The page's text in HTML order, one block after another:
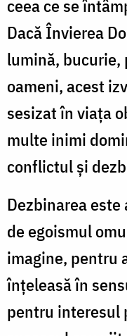
ceea ce se
Dacă Învierea
lumină, bucurie,
oameni, acest
sesizat în viaţa
multe inimi
conflictul şi
Dezbinarea
de egoismul
imagine, pentru
înţeleasă în
pentru interesul